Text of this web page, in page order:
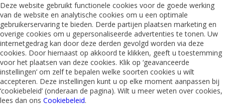
Deze website gebruikt functionele cookies voor de goede werking
van de website en analytische cookies om u een optimale
gebruikerservaring te bieden. Derde partijen plaatsen marketing en
overige cookies om u gepersonaliseerde advertenties te tonen. Uw
internetgedrag kan door deze derden gevolgd worden via deze
cookies. Door hiernaast op akkoord te klikken, geeft u toestemming
voor het plaatsen van deze cookies. Klik op ‘geavanceerde
instellingen’ om zelf te bepalen welke soorten cookies u wilt
accepteren. Deze instellingen kunt u op elke moment aanpassen bij
‘cookiebeleid’ (onderaan de pagina). Wilt u meer weten over cookies,
lees dan ons Cookiebeleid.